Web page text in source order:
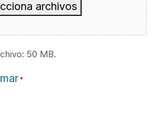
archivos
50 MB.
*